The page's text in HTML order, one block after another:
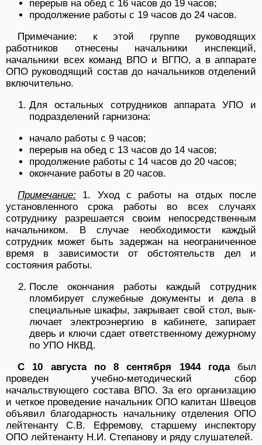
перерыв на обед с 16 часов до 19 часов;
продолжение работы с 19 часов до 24 часов.
Примечание: к этой группе руководящих
работников отнесены начальники инспекций,
начальники всех команд ВПО и ВГПО, а в ап­парате
ОПО руководящий состав до начальников отделений
включи­тельно.
Для остальных сотрудников аппарата УПО и
подразделений гарнизона:
начало работы с 9 часов;
перерыв на обед с 13 часов до 14 часов;
продолжение работы с 14 часов до 20 часов;
окончание работы в 20 часов.
Примечание: 1. Уход с работы на отдых после
установленного срока работы во всех случаях
сотруднику разрешается своим непосред­ственным
начальником. В случае необходимости каждый
сотрудник мо­жет быть задержан на неограниченное
время в зависимости от обстоя­тельств дел и
состояния работы.
После окончания работы каждый сотрудник
пломбирует служеб­ные документы и дела в
специальные шкафы, закрывает свой стол, вык­
лючает электроэнергию в кабинете, запирает
дверь и ключи сдает ответ­ственному дежурному
по УПО НКВД.
С 10 августа по 8 сентября 1944 годабыл
проведен учебно-методический сбор
начальствующего состава ВПО. За его организацию
и четкое проведение началь­ник ОПО капитан Швецов
объявил благодарность на­чальнику отделения ОПО
лейтенанту С.В. Ефремову, старшему инспектору
ОПО лейтенанту Н.И. Степано­ву и ряду слушателей.